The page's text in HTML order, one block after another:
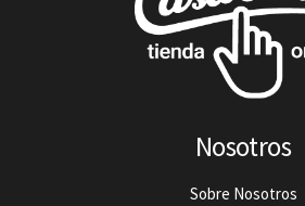
Nosotros
Sobre Nosotros